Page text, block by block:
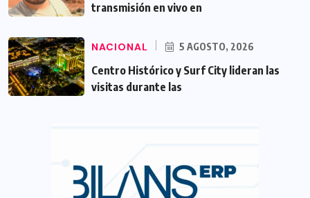
transmisión en vivo en
NACIONAL 5 AGOSTO, 2026
Centro Histórico y Surf City lideran las
visitas durante las